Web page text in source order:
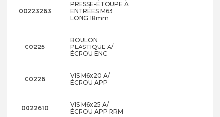
00223263
PRESSE-ÉTOUPE À
ENTRÉES M63
LONG 18mm
00225
BOULON
PLASTIQUE A/
ÉCROU ENC
00226
VIS M6x20 A/
ÉCROU APP
0022610
VIS M6x25 A/
ÉCROU APP RRM